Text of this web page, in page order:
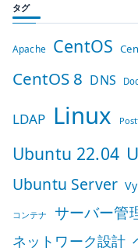
タグ
Apache CentOS
CentOS 8 DNS
LDAP Linux
Ubuntu 22.04
Ubuntu Server
コンテナ サーバー管
ネットワーク設計